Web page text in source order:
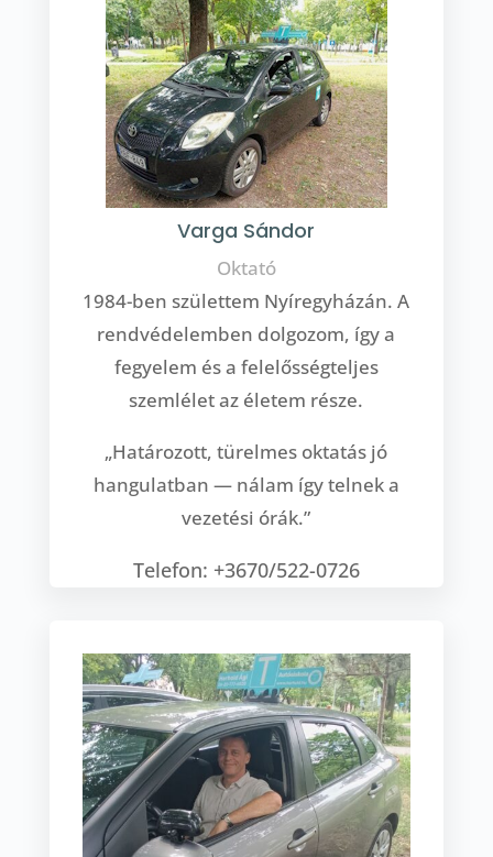
Varga Sándor
Oktató
1984-ben születtem Nyíregyházán. A
rendvédelemben dolgozom, így a
fegyelem és a felelősségteljes
szemlélet az életem része.
„Határozott, türelmes oktatás jó
hangulatban — nálam így telnek a
vezetési órák.”
Telefon: +3670/522-0726